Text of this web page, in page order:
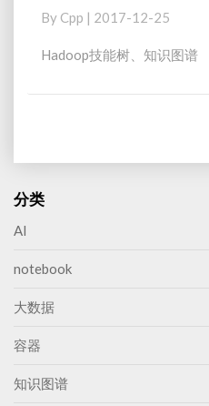
能
树
By Cpp | 2017-12-25
Hadoop技能树、知识图谱
分类
AI
notebook
大数据
容器
知识图谱